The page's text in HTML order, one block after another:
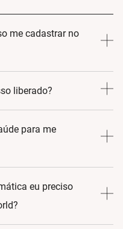
me cadastrar no
World, você assume
no portal podemos
atenda às suas
liberado?
para me
eu preciso